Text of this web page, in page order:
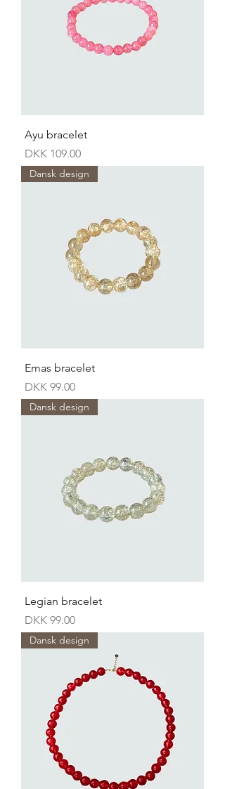
Ayu bracelet
Price
DKK 109.00
Dansk design
Emas bracelet
Price
DKK 99.00
Dansk design
Legian bracelet
Price
DKK 99.00
Dansk design